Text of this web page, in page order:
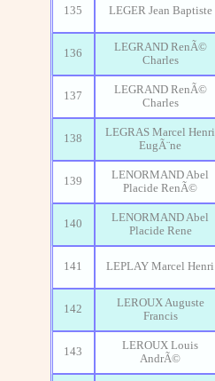
135 LEGER Jean Baptiste
136
LEGRAND RenÃ©
Charles
137
LEGRAND RenÃ©
Charles
138
LEGRAS Marcel Henri
EugÃ¨ne
139
LENORMAND Abel
Placide RenÃ©
140
LENORMAND Abel
Placide Rene
141 LEPLAY Marcel Henri
142
LEROUX Auguste
Francis
143
LEROUX Louis
AndrÃ©